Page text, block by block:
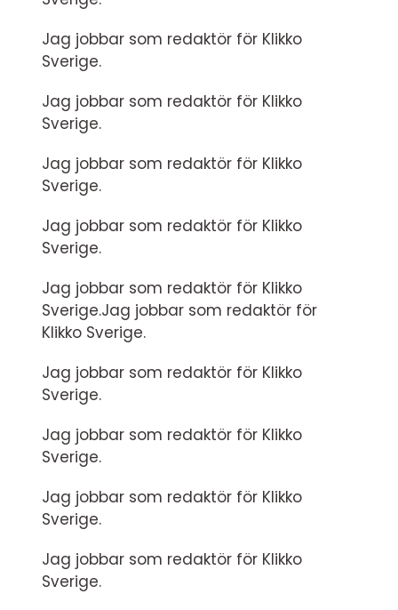
Jag jobbar som redaktör för Klikko
Sverige.
Jag jobbar som redaktör för Klikko
Sverige.
Jag jobbar som redaktör för Klikko
Sverige.
Jag jobbar som redaktör för Klikko
Sverige.
Jag jobbar som redaktör för Klikko
Sverige.Jag jobbar som redaktör för
Klikko Sverige.
Jag jobbar som redaktör för Klikko
Sverige.
Jag jobbar som redaktör för Klikko
Sverige.
Jag jobbar som redaktör för Klikko
Sverige.
Jag jobbar som redaktör för Klikko
Sverige.